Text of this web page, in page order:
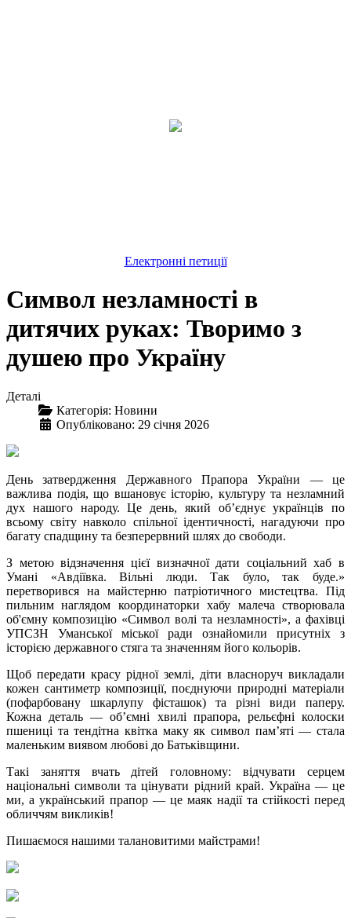
Електронні петиції
Символ незламності в
дитячих руках: Творимо з
душею про Україну
Деталі
Категорія: Новини
Опубліковано: 29 січня 2026
День затвердження Державного Прапора України — це
важлива подія, що вшановує історію, культуру та незламний
дух нашого народу. Це день, який об’єднує українців по
всьому світу навколо спільної ідентичності, нагадуючи про
багату спадщину та безперервний шлях до свободи.
З метою відзначення цієї визначної дати соціальний хаб в
Умані «Авдіївка. Вільні люди. Так було, так буде.»
перетворився на майстерню патріотичного мистецтва. Під
пильним наглядом координаторки хабу малеча створювала
об'ємну композицію «Символ волі та незламності», а фахівці
УПСЗН Уманської міської ради ознайомили присутніх з
історією державного стяга та значенням його кольорів.
Щоб передати красу рідної землі, діти власноруч викладали
кожен сантиметр композиції, поєднуючи природні матеріали
(пофарбовану шкарлупу фісташок) та різні види паперу.
Кожна деталь — об’ємні хвилі прапора, рельєфні колоски
пшениці та тендітна квітка маку як символ пам’яті — стала
маленьким виявом любові до Батьківщини.
Такі заняття вчать дітей головному: відчувати серцем
національні символи та цінувати рідний край. Україна — це
ми, а український прапор — це маяк надії та стійкості перед
обличчям викликів!
Пишаємося нашими талановитими майстрами!